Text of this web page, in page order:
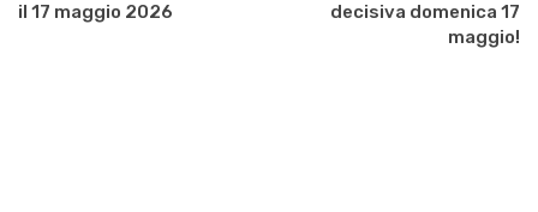
il 17 maggio 2026
decisiva domenica 17
maggio!